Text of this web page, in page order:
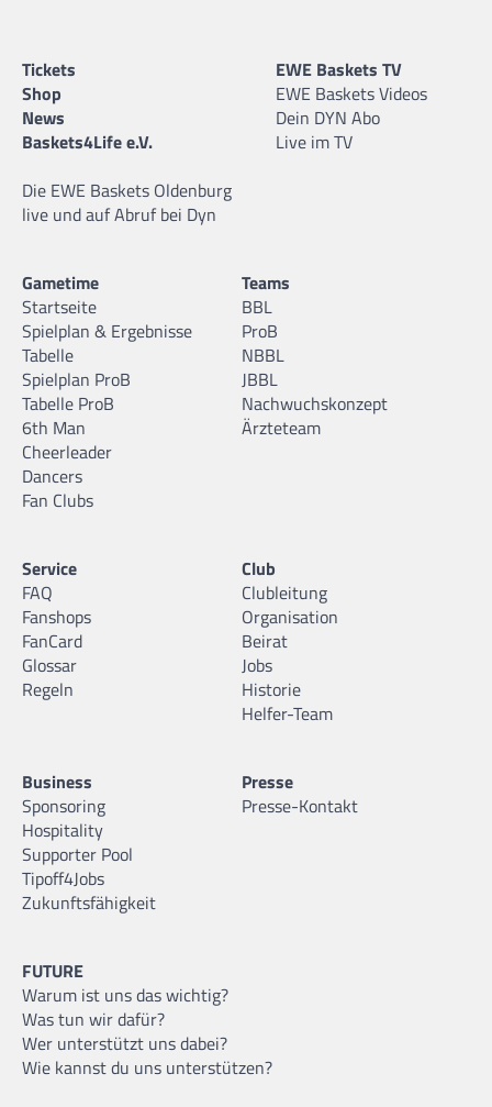
Tickets
Shop
News
Baskets4Life e.V.
Die EWE Baskets Oldenburg
live und auf Abruf bei Dyn
EWE Baskets TV
EWE Baskets Videos
Dein DYN Abo
Live im TV
Gametime
Startseite
Spielplan & Ergebnisse
Tabelle
Spielplan ProB
Tabelle ProB
6th Man
Cheerleader
Dancers
Fan Clubs
Teams
BBL
ProB
NBBL
JBBL
Nachwuchskonzept
Ärzteteam
Service
FAQ
Fanshops
FanCard
Glossar
Regeln
Club
Clubleitung
Organisation
Beirat
Jobs
Historie
Helfer-Team
Business
Sponsoring
Hospitality
Supporter Pool
Tipoff4Jobs
Zukunftsfähigkeit
Presse
Presse-Kontakt
FUTURE
Warum ist uns das wichtig?
Was tun wir dafür?
Wer unterstützt uns dabei?
Wie kannst du uns unterstützen?